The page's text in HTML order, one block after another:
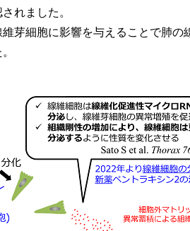
れました。
芽細胞に影響を与えることで肺